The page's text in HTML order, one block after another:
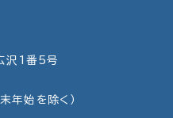
1番5号
年始を除く）